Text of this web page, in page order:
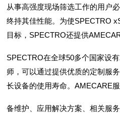
从事高强度现场筛选工作的用户
终持其佳性能。为使SPECTRO
目标，SPECTRO还提供
SPECTRO在全球50多个国家设
师，可以通过提供优质的定制服
长设备的使用寿命。AMECARE
备维护、应用解决方案、相关服务